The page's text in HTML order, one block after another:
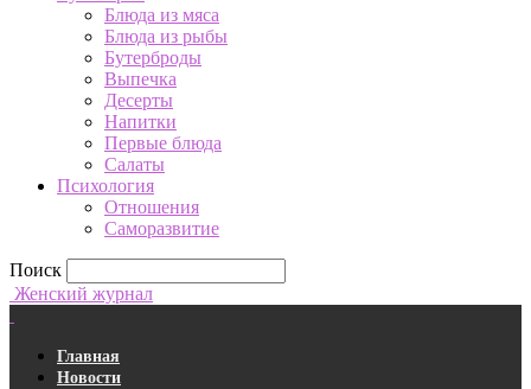
Блюда из мяса
Блюда из рыбы
Бутерброды
Выпечка
Десерты
Напитки
Первые блюда
Салаты
Психология
Отношения
Саморазвитие
Поиск
Женский журнал
Главная
Новости